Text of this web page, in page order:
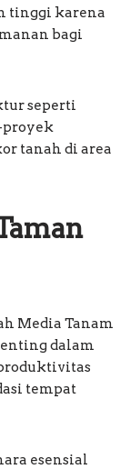
tinggi karena
bagi
seperti
proyek
tanah di area
Media Tanam
dalam
tempat
esensial